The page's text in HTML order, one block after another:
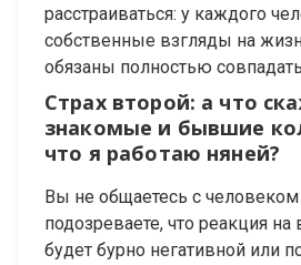
расстраиваться: у каждого
собственные взгляды на
обязаны полностью
Страх второй: а что
знакомые и бывшие
что я работаю няней?
Вы не общаетесь с человеком
подозреваете, что реакция
будет бурно негативной или